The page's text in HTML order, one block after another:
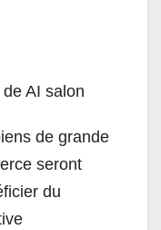
AI salon
de grande
seront
du